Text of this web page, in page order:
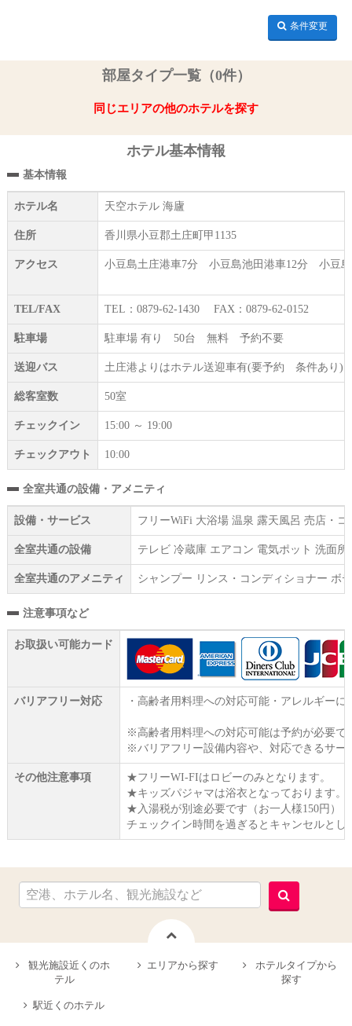
条件変更
部屋タイプ一覧（0件）
同じエリアの他のホテルを探す
ホテル基本情報
基本情報
ホテル名 天空ホテル 海廬
住所 香川県小豆郡土庄町甲1135
アクセス 小豆島土庄港車7分 小豆島池田港車12分 小豆島
TEL/FAX TEL：0879-62-1430 FAX：0879-62-0152
駐車場 駐車場 有り 50台 無料 予約不要
送迎バス 土庄港よりはホテル送迎車有(要予約 条件あり)
総客室数 50室
チェックイン 15:00 ～ 19:00
チェックアウト 10:00
全室共通の設備・アメニティ
設備・サービス フリーWiFi 大浴場 温泉 露天風呂 売店・
全室共通の設備 テレビ 冷蔵庫 エアコン 電気ポット 洗面
全室共通のアメニティ シャンプー リンス・コンディショナー ボ
注意事項など
お取扱い可能カード
バリアフリー対応 ・高齢者用料理への対応可能・アレルギー
※高齢者用料理への対応可能は予約が必要で
※バリアフリー設備内容や、対応できるサー
その他注意事項
★フリーWI‐FIはロビーのみとなります。
★キッズパジャマは浴衣となっております。
★入湯税が別途必要です（お一人様150円）
チェックイン時間を過ぎるとキャンセルと
観光施設近くのホ
テル
エリアから探す
ホテルタイプから
探す
駅近くのホテル